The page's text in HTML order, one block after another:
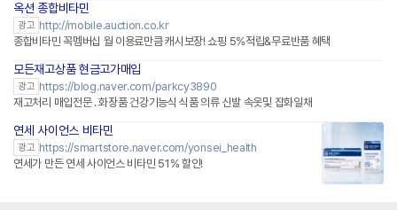
옥션 종합비타민
광고 http://mobile.auction.co.kr
종합비타민 꼭멤버십 월 이용료만큼 캐시보장! 쇼핑 5%적립&무료반품 혜택
모든재고상품 현금고가매입
광고 https://blog.naver.com/parkcy3890
재고처리 매입전문 . 화장품 건강기능식 식품 의류 신발 속옷및 잡화일채
연세 사이언스 비타민
광고 https://smartstore.naver.com/yonsei_health
연세가 만든 연세 사이언스 비타민 51% 할인!